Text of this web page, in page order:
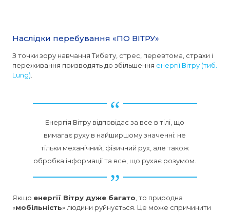
Наслідки перебування «ПО ВІТРУ»
З точки зору навчання Тибету, стрес, перевтома, страхи і
переживання призводять до збільшення енергії Вітру (тиб.
Lung)
Енергія Вітру відповідає за все в тілі, що
вимагає руху в найширшому значенні: не
тільки механічний, фізичний рух, але також
обробка інформації та все, що рухає розумом.
Якщо енергії Вітру дуже багато , то природна
«мобільність» людини руйнується. Це може спричинити